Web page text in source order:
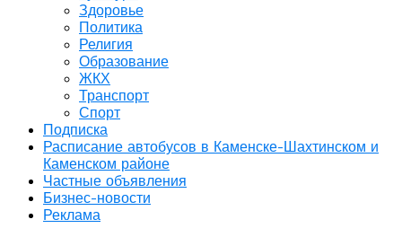
Здоровье
Политика
Религия
Образование
ЖКХ
Транспорт
Спорт
Подписка
Расписание автобусов в Каменске-Шахтинском и
Каменском районе
Частные объявления
Бизнес-новости
Реклама